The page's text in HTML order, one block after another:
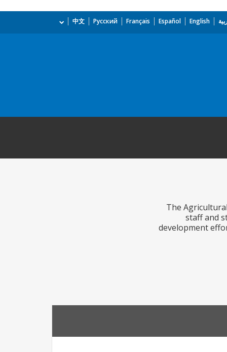
English
Español
Français
Русский
中文
The
staff and
development